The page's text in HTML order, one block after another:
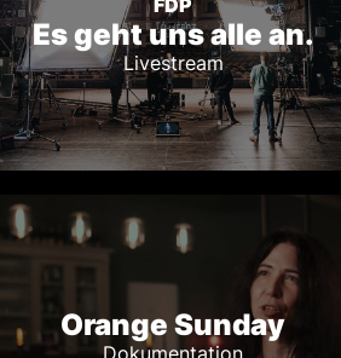
FDP
Es geht uns alle an.
Livestream
Orange Sunday